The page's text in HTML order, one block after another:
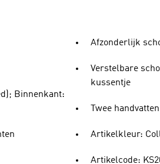
Binnenkant:
Afzonderlijk
Verstelbare
kussentje
Twee
Artikelkleur:
Artikelcode: